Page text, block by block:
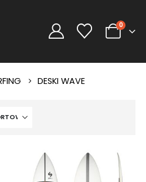
0
DESKI WAVE